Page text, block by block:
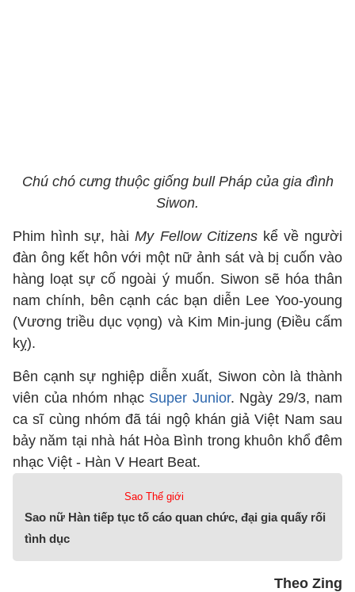
Chú chó cưng thuộc giống bull Pháp của gia đình
Siwon.
Phim hình sự, hàiMy Fellow Citizenskể về người
đàn ông kết hôn với một nữ ảnh sát và bị cuốn vào
hàng loạt sự cố ngoài ý muốn. Siwon sẽ hóa thân
nam chính, bên cạnh các bạn diễn Lee Yoo-young
(Vương triều dục vọng) và Kim Min-jung (Điều cấm
kỵ).
Bên cạnh sự nghiệp diễn xuất, Siwon còn là thành
viên của nhóm nhạc Super Junior. Ngày 29/3, nam
ca sĩ cùng nhóm đã tái ngộ khán giả Việt Nam sau
bảy năm tại nhà hát Hòa Bình trong khuôn khổ đêm
nhạc Việt - Hàn V Heart Beat.
Sao Thế giới
Sao nữ Hàn tiếp tục tố cáo quan chức, đại gia quấy rối
tình dục
Theo Zing